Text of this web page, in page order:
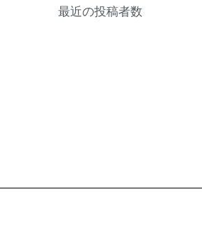
最近の投稿者数